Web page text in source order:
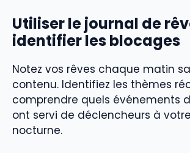
Utiliser le journal de
identifier les blocages
Notez vos rêves chaque matin
contenu. Identifiez les thèmes
comprendre quels événements
ont servi de déclencheurs à
nocturne.